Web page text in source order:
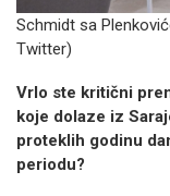
Schmidt sa
Twitter)
Vrlo ste kritični
koje dolaze iz
proteklih godinu
periodu?